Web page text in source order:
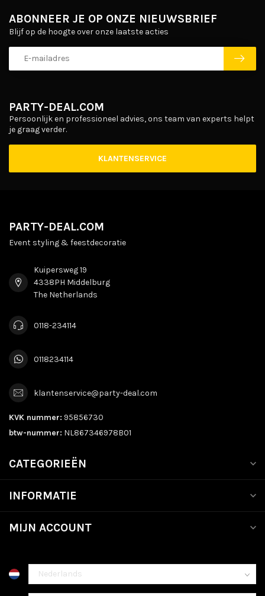
PARTY-DEAL.COM
Persoonlijk en professioneel advies, ons team van experts helpt
je graag verder.
KLANTENSERVICE
ABONNEER JE OP ONZE NIEUWSBRIEF
Blijf op de hoogte over onze laatste acties
PARTY-DEAL.COM
Event styling & feestdecoratie
Kuipersweg 19
4338PH Middelburg
The Netherlands
0118-234114
0118234114
klantenservice@party-deal.com
KVK nummer: 95856730
btw-nummer: NL867346978B01
CATEGORIEËN
INFORMATIE
MIJN ACCOUNT